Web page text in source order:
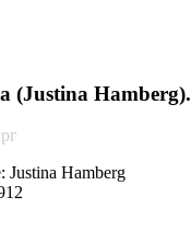
(Justina Hamberg).
Hamberg